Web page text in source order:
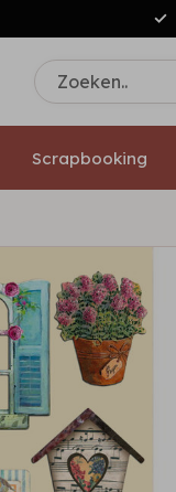
Scrapbooking